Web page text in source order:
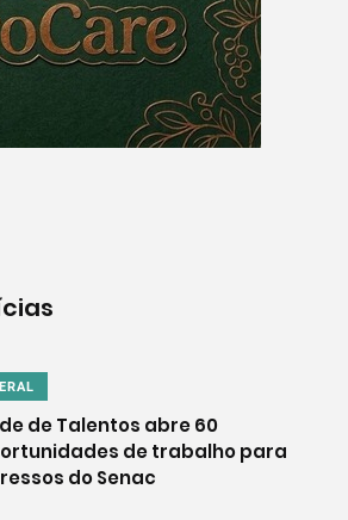
de Talentos abre 60
de trabalho para
do Senac